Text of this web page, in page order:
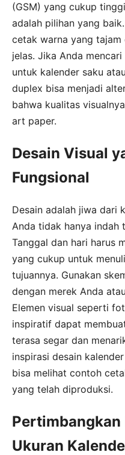
(GSM) yang cukup
adalah pilihan yang
cetak warna yang
jelas. Jika Anda
untuk kalender saku
duplex bisa menjadi
bahwa kualitas
art paper.
Desain Visual
Fungsional
Desain adalah jiwa dari
Anda tidak hanya indah
Tanggal dan hari harus
yang cukup untuk
tujuannya. Gunakan
dengan merek Anda
Elemen visual seperti
inspiratif dapat
terasa segar dan
inspirasi desain
bisa melihat contoh
yang telah diproduksi.
Pertimbangkan
Ukuran